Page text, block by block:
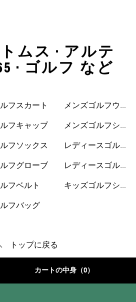
ムス • アルテ
• ゴルフ など
フスカート
フキャップ
フソックス
フグローブ
フベルト
フバッグ
メンズゴルフウェ
メンズゴルフシュ
レディースゴルフ
レディースゴルフ
キッズゴルフシュ
トップに戻る
カートの中身（0）